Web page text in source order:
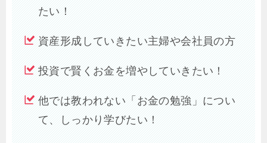
たい！
資産形成していきたい主婦や会社員の方
投資で賢くお金を増やしていきたい！
他では教われない「お金の勉強」につい
て、しっかり学びたい！